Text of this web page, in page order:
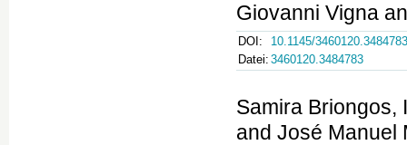
Giovanni Vigna
DOI:
10.1145/3460120.3484783
Datei: 3460120.3484783
Samira Briongos,
and José Manuel